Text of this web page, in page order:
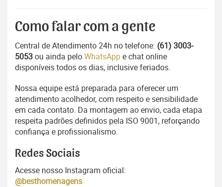
Como falar com a gente
Central de Atendimento 24h no telefone: (61) 3003-
5053ou ainda peloWhatsAppe chat online
disponíveis todos os dias, inclusive feriados.
Nossa equipe está preparada para oferecer um
atendimento acolhedor, com respeito e sensibilidade
em cada contato. Da montagem ao envio, cada etapa
respeita padrões definidos pela ISO 9001, reforçando
confiança e profissionalismo.
Redes Sociais
Acesse nosso Instagram oficial:
@besthomenagens